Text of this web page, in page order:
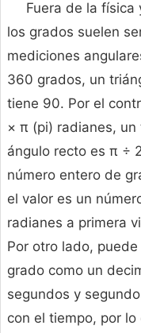
Fuera de la física
los grados suelen
mediciones
360 grados, un
tiene 90. Por el
× π (pi) radianes,
ángulo recto es π ÷
número entero de
el valor es un
radianes a primera
Por otro lado,
grado como un
segundos y
con el tiempo, por